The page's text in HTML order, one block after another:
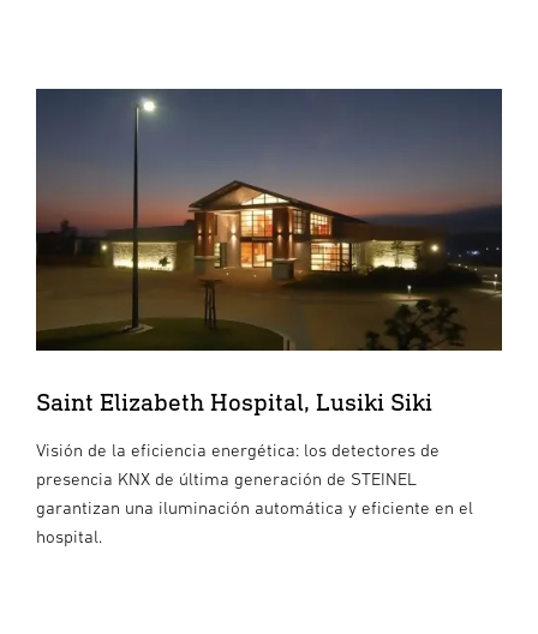
Saint Elizabeth Hospital, Lusiki Siki
Visión de la eficiencia energética: los detectores de
presencia KNX de última generación de STEINEL
garantizan una iluminación automática y eficiente en el
hospital.